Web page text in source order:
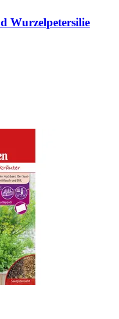
Wurzelpetersilie